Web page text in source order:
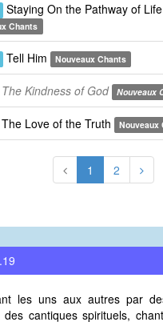
Staying On the Pathway of Life
Chants
Tell Him Nouveaux Chants
The Kindness of God Nouveaux
Love of the Truth Nouveaux
1 2
les uns aux autres par
des cantiques spirituels,